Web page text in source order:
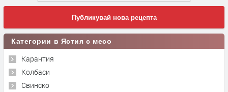
Публикувай нова рецепта
Категории в Ястия с месо
Карантия
Колбаси
Свинско